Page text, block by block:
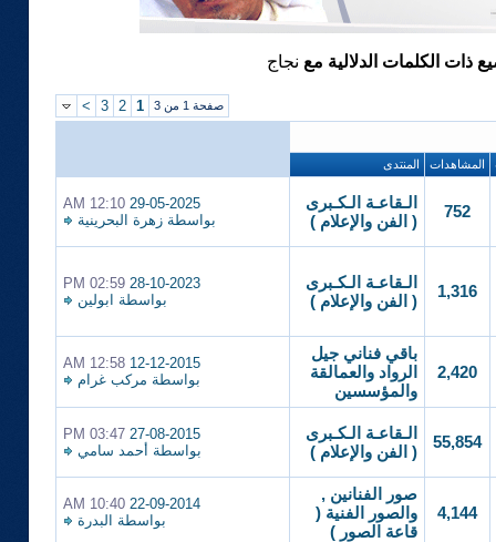
ذات الكلمات الدلالية مع نجاج
صفحة 1 من 3 1
2
3
>
المشاهدات المنتدى
752
الـقاعـة الـكـبرى
( الفن والإعلام )
29-05-2025
12:10 AM
بواسطةزهرة البحرينية
1,316
الـقاعـة الـكـبرى
( الفن والإعلام )
28-10-2023
02:59 PM
بواسطة ابولين
2,420
باقي فناني جيل
الرواد والعمالقة
والمؤسسين
12-12-2015
12:58 AM
بواسطة مركب غرام
55,854
الـقاعـة الـكـبرى
( الفن والإعلام )
27-08-2015
03:47 PM
بواسطة أحمد سامي
4,144
صور الفنانين ,
والصور الفنية (
قاعة الصور )
22-09-2014
10:40 AM
بواسطة البدرة